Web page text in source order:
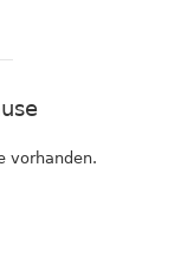
vorhanden.